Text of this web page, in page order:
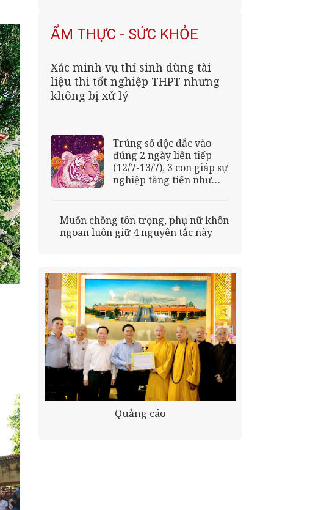
ẨM THỰC - SỨC KHỎE
Xác minh vụ thí sinh dùng tài
liệu thi tốt nghiệp THPT nhưng
không bị xử lý
Trúng số độc đắc vào
đúng 2 ngày liên tiếp
(12/7-13/7), 3 con giáp sự
nghiệp tăng tiến như
may bán đắt, gặp hung
hóa cát, hốt tài lộc thiên
hạ
Muốn chồng tôn trọng, phụ nữ khôn
ngoan luôn giữ 4 nguyên tắc này
Quảng cáo